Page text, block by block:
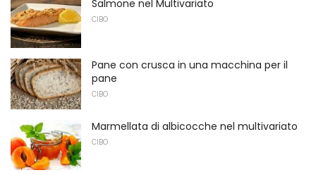
Salmone nel Multivariato
CIBO
Pane con crusca in una macchina per il
pane
CIBO
Marmellata di albicocche nel multivariato
CIBO